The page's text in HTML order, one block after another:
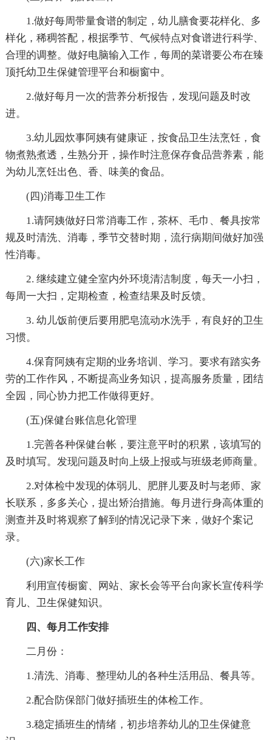
1.做好每周带量食谱的制定，幼儿膳食要花样化、多
样化，稀稠答配，根据季节、气候特点对食谱进行科学、
合理的调整。做好电脑输入工作，每周的菜谱要公布在臻
顶托幼卫生保健管理平台和橱窗中。
2.做好每月一次的营养分析报告，发现问题及时改
进。
3.幼儿园炊事阿姨有健康证，按食品卫生法烹饪，食
物煮熟煮透，生熟分开，操作时注意保存食品营养素，能
为幼儿烹饪出色、香、味美的食品。
(四)消毒卫生工作
1.请阿姨做好日常消毒工作，茶杯、毛巾、餐具按常
规及时清洗、消毒，季节交替时期，流行病期间做好加强
性消毒。
2. 继续建立健全室内外环境清洁制度，每天一小扫，
每周一大扫，定期检查，检查结果及时反馈。
3. 幼儿饭前便后要用肥皂流动水洗手，有良好的卫生
习惯。
4.保育阿姨有定期的业务培训、学习。要求有踏实务
劳的工作作风，不断提高业务知识，提高服务质量，团结
全园，同心协力把工作做得更好。
(五)保健台账信息化管理
1.完善各种保健台帐，要注意平时的积累，该填写的
及时填写。发现问题及时向上级上报或与班级老师商量。
2.对体检中发现的体弱儿、肥胖儿要及时与老师、家
长联系，多多关心，提出矫治措施。每月进行身高体重的
测查并及时将观察了解到的情况记录下来，做好个案记
录。
(六)家长工作
利用宣传橱窗、网站、家长会等平台向家长宣传科学
育儿、卫生保健知识。
四、每月工作安排
二月份：
1.清洗、消毒、整理幼儿的各种生活用品、餐具等。
2.配合防保部门做好插班生的体检工作。
3.稳定插班生的情绪，初步培养幼儿的卫生保健意